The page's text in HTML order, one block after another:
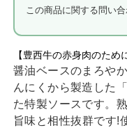
この商品に関する問い
【豊西牛の赤身肉のため
醤油ベースのまろや
んにくから製造した
た特製ソースです。
旨味と相性抜群です!